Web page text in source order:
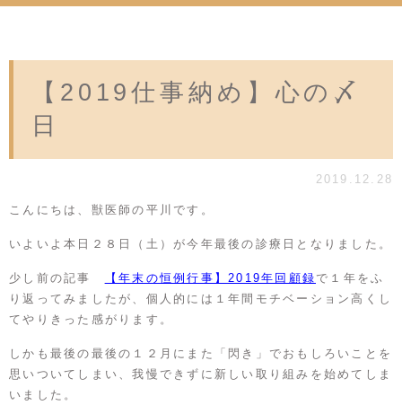
【2019仕事納め】心の〆
日
2019.12.28
こんにちは、獣医師の平川です。
いよいよ本日２８日（土）が今年最後の診療日となりました。
少し前の記事 【年末の恒例行事】2019年回顧録 で１年をふ
り返ってみましたが、個人的には１年間モチベーション高くし
てやりきった感がります。
しかも最後の最後の１２月にまた「閃き」でおもしろいことを
思いついてしまい、我慢できずに新しい取り組みを始めてしま
いました。